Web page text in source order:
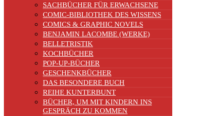
SACHBÜCHER FÜR ERWACHSENE
COMIC-BIBLIOTHEK DES WISSENS
COMICS & GRAPHIC NOVELS
BENJAMIN LACOMBE (WERKE)
BELLETRISTIK
KOCHBÜCHER
POP-UP-BÜCHER
GESCHENKBÜCHER
DAS BESONDERE BUCH
REIHE KUNTERBUNT
BÜCHER, UM MIT KINDERN INS
GESPRÄCH ZU KOMMEN